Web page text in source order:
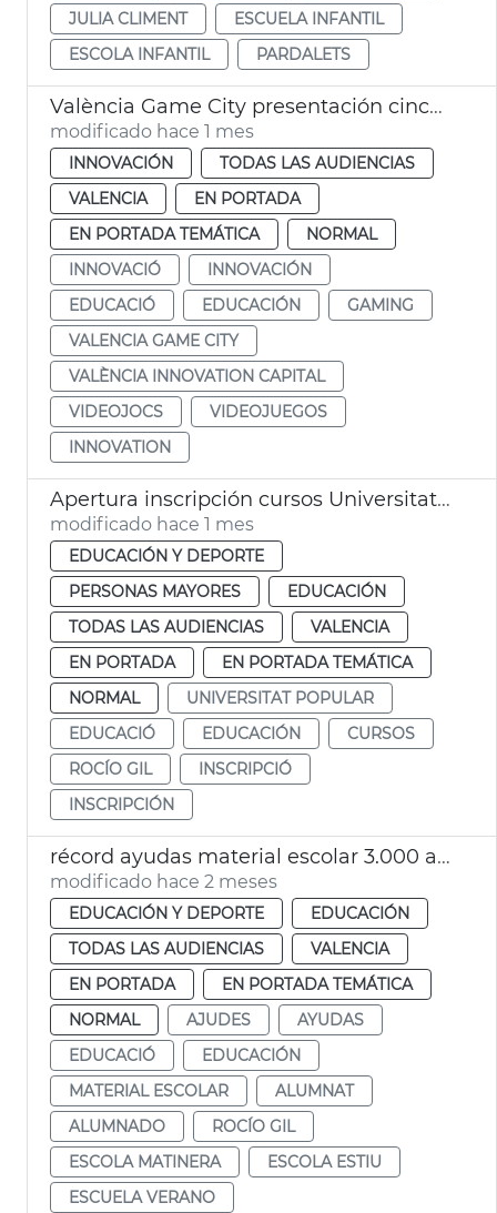
JULIA CLIMENT
ESCUELA INFANTIL
ESCOLA INFANTIL
PARDALETS
València Game City presentación cinco proyectes educación con videojuegos
modificado hace 1 mes
INNOVACIÓN
TODAS LAS AUDIENCIAS
VALENCIA
EN PORTADA
EN PORTADA TEMÁTICA
NORMAL
INNOVACIÓ
INNOVACIÓN
EDUCACIÓ
EDUCACIÓN
GAMING
VALENCIA GAME CITY
VALÈNCIA INNOVATION CAPITAL
VIDEOJOCS
VIDEOJUEGOS
INNOVATION
Apertura inscripción cursos Universitat Popular València
modificado hace 1 mes
EDUCACIÓN Y DEPORTE
PERSONAS MAYORES
EDUCACIÓN
TODAS LAS AUDIENCIAS
VALENCIA
EN PORTADA
EN PORTADA TEMÁTICA
NORMAL
UNIVERSITAT POPULAR
EDUCACIÓ
EDUCACIÓN
CURSOS
ROCÍO GIL
INSCRIPCIÓ
INSCRIPCIÓN
récord ayudas material escolar 3.000 alumnos València
modificado hace 2 meses
EDUCACIÓN Y DEPORTE
EDUCACIÓN
TODAS LAS AUDIENCIAS
VALENCIA
EN PORTADA
EN PORTADA TEMÁTICA
NORMAL
AJUDES
AYUDAS
EDUCACIÓ
EDUCACIÓN
MATERIAL ESCOLAR
ALUMNAT
ALUMNADO
ROCÍO GIL
ESCOLA MATINERA
ESCOLA ESTIU
ESCUELA VERANO